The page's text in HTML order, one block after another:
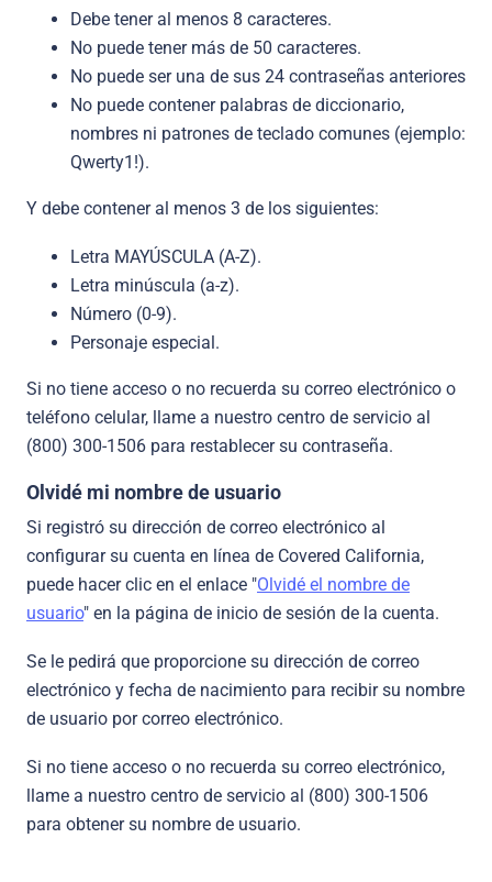
Debe tener al menos 8 caracteres.
No puede tener más de 50 caracteres.
No puede ser una de sus 24 contraseñas anteriores
No puede contener palabras de diccionario,
nombres ni patrones de teclado comunes (ejemplo:
Qwerty1!).
Y debe contener al menos 3 de los siguientes:
Letra MAYÚSCULA (A-Z).
Letra minúscula (a-z).
Número (0-9).
Personaje especial.
Si no tiene acceso o no recuerda su correo electrónico o
teléfono celular, llame a nuestro centro de servicio al
(800) 300-1506 para restablecer su contraseña.
Olvidé mi nombre de usuario
Si registró su dirección de correo electrónico al
configurar su cuenta en línea de Covered California,
puede hacer clic en el enlace "Olvidé el nombre de
usuario" en la página de inicio de sesión de la cuenta.
Se le pedirá que proporcione su dirección de correo
electrónico y fecha de nacimiento para recibir su nombre
de usuario por correo electrónico.
Si no tiene acceso o no recuerda su correo electrónico,
llame a nuestro centro de servicio al (800) 300-1506
para obtener su nombre de usuario.